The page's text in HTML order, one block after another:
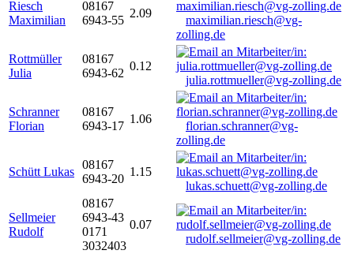
Riesch
Maximilian
08167
6943-55
2.09
maximilian.riesch@vg-
zolling.de
Rottmüller
Julia
08167
6943-62
0.12
julia.rottmueller@vg-zolling.de
Schranner
Florian
08167
6943-17
1.06
florian.schranner@vg-
zolling.de
Schütt Lukas
08167
6943-20
1.15
lukas.schuett@vg-zolling.de
Sellmeier
Rudolf
08167
6943-43
0171
3032403
0.07
rudolf.sellmeier@vg-zolling.de